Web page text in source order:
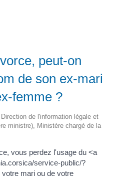
peut-on
de son ex-mari
femme ?
de l'information légale et
ministre), Ministère chargé de la
vous perdez l'usage du <a
service-public/?
mari ou de votre